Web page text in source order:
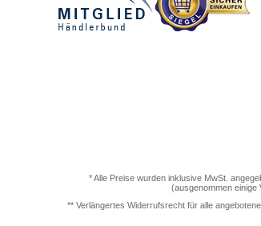
* Alle Preise wurden inklusive MwSt.
(ausgenommen einige
** Verlängertes Widerrufsrecht für alle